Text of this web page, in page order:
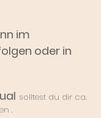
im
oder in
solltest du dir ca.
.